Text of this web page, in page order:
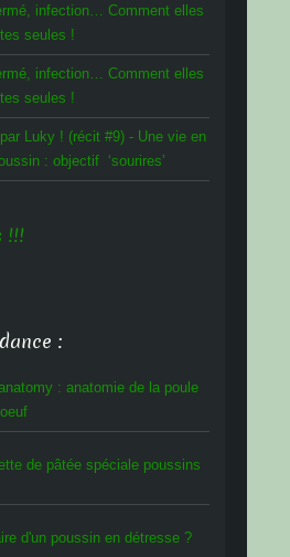
infection… Comment elles
seules !
infection… Comment elles
seules !
Luky ! (récit #9) - Une vie en
: objectif ‘sourires’
!!!
:
: anatomie de la poule
de pâtée spéciale poussins
d'un poussin en détresse ?